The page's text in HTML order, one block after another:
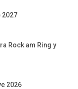
2027
Rock am Ring y
2026